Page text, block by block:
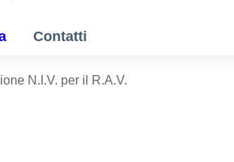
Contatti
N.I.V. per il R.A.V.